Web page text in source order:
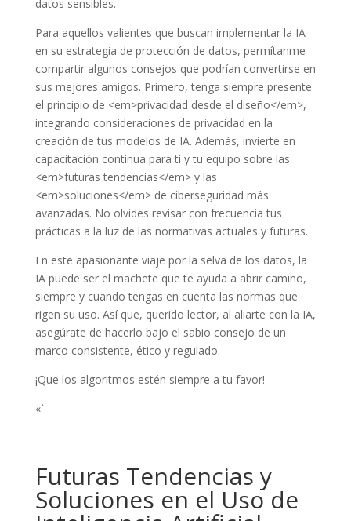
datos sensibles.
Para aquellos valientes que buscan implementar la IA
en su estrategia de protección de datos, permítanme
compartir algunos consejos que podrían convertirse en
sus mejores amigos. Primero, tenga siempre presente
el principio de <em>privacidad desde el diseño</em>,
integrando consideraciones de privacidad en la
creación de tus modelos de IA. Además, invierte en
capacitación continua para tí y tu equipo sobre las
<em>futuras tendencias</em> y las
<em>soluciones</em> de ciberseguridad más
avanzadas. No olvides revisar con frecuencia tus
prácticas a la luz de las normativas actuales y futuras.
En este apasionante viaje por la selva de los datos, la
IA puede ser el machete que te ayuda a abrir camino,
siempre y cuando tengas en cuenta las normas que
rigen su uso. Así que, querido lector, al aliarte con la IA,
asegúrate de hacerlo bajo el sabio consejo de un
marco consistente, ético y regulado.
¡Que los algoritmos estén siempre a tu favor!
«`
Futuras Tendencias y
Soluciones en el Uso de